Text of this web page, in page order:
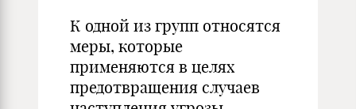
К одной из групп относятся
меры, которые
применяются в целях
предотвращения случаев